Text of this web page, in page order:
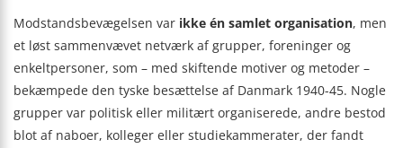
Modstandsbevægelsen var ikke én samlet organisation, men
et løst sammenvævet netværk af grupper, foreninger og
enkeltpersoner, som – med skiftende motiver og metoder –
bekæmpede den tyske besættelse af Danmark 1940-45. Nogle
grupper var politisk eller militært organiserede, andre bestod
blot af naboer, kolleger eller studiekammerater, der fandt